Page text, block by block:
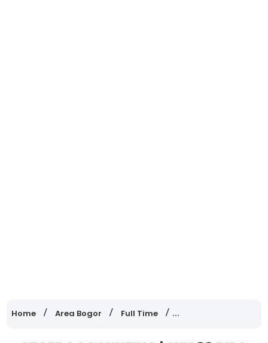
Home Area Bogor Full Time Lowongan Kerja